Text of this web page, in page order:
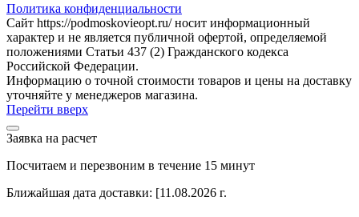
Политика конфиденциальности
Сайт https://podmoskovieopt.ru/ носит информационный
характер и не является публичной офертой, определяемой
положениями Статьи 437 (2) Гражданского кодекса
Российской Федерации.
Информацию о точной стоимости товаров и цены на доставку
уточняйте у менеджеров магазина.
Перейти вверх
Заявка на расчет
Посчитаем и перезвоним в течение 15 минут
Ближайшая дата доставки: [11.08.2026 г.